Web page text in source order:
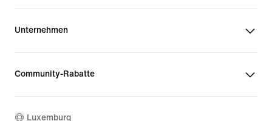
Unternehmen
Community-Rabatte
Luxemburg